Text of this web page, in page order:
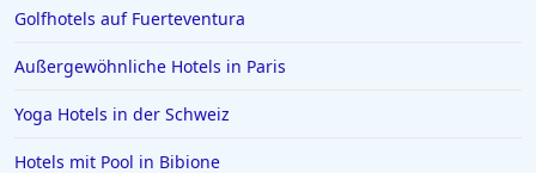
Hotels in Meran
Golfhotels auf Fuerteventura
Außergewöhnliche Hotels in Paris
Yoga Hotels in der Schweiz
Hotels mit Pool in Bibione